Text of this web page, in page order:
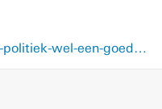
blendle.com/i/de-tijd/wil-de-politiek-wel-een-goede-fiscale-hervorming/bnl-detijd-20200122-11716297